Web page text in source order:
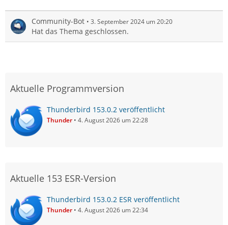
Community-Bot 3. September 2024 um 20:20
Hat das Thema geschlossen.
Aktuelle Programmversion
Thunderbird 153.0.2 veröffentlicht
Thunder 4. August 2026 um 22:28
Aktuelle 153 ESR-Version
Thunderbird 153.0.2 ESR veröffentlicht
Thunder 4. August 2026 um 22:34